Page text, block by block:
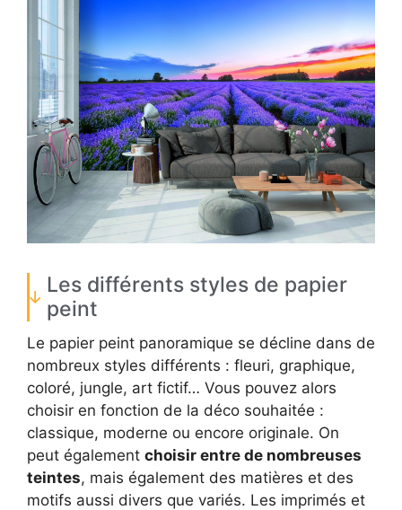
Les différents styles de papier
peint
Le papier peint panoramique se décline dans de
nombreux styles différents : fleuri, graphique,
coloré, jungle, art fictif… Vous pouvez alors
choisir en fonction de la déco souhaitée :
classique, moderne ou encore originale. On
peut également choisir entre de nombreuses
teintes, mais également des matières et des
motifs aussi divers que variés. Les imprimés et